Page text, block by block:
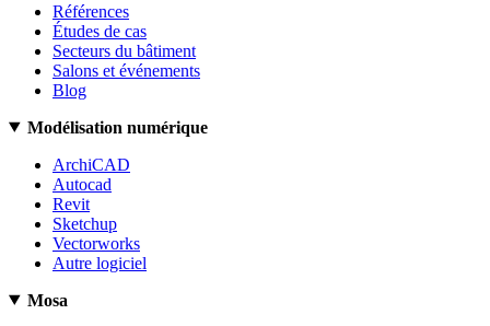
Références
Études de cas
Secteurs du bâtiment
Salons et événements
Blog
Modélisation numérique
ArchiCAD
Autocad
Revit
Sketchup
Vectorworks
Autre logiciel
Mosa